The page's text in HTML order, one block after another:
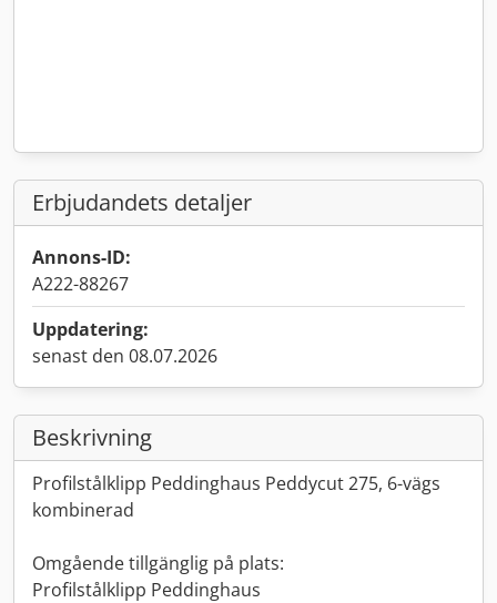
Erbjudandets detaljer
Annons-ID:
A222-88267
Uppdatering:
senast den 08.07.2026
Beskrivning
Profilstålklipp Peddinghaus Peddycut 275, 6-vägs
kombinerad
Omgående tillgänglig på plats:
Profilstålklipp Peddinghaus